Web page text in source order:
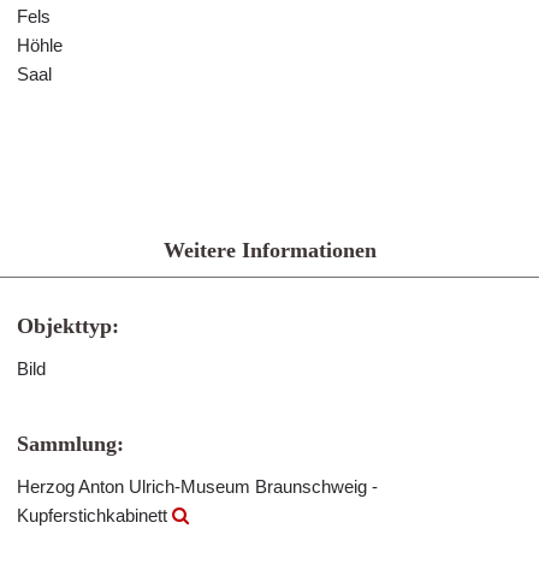
Fels
Höhle
Saal
Weitere Informationen
Objekttyp:
Bild
Sammlung:
Herzog Anton Ulrich-Museum Braunschweig -
Kupferstichkabinett